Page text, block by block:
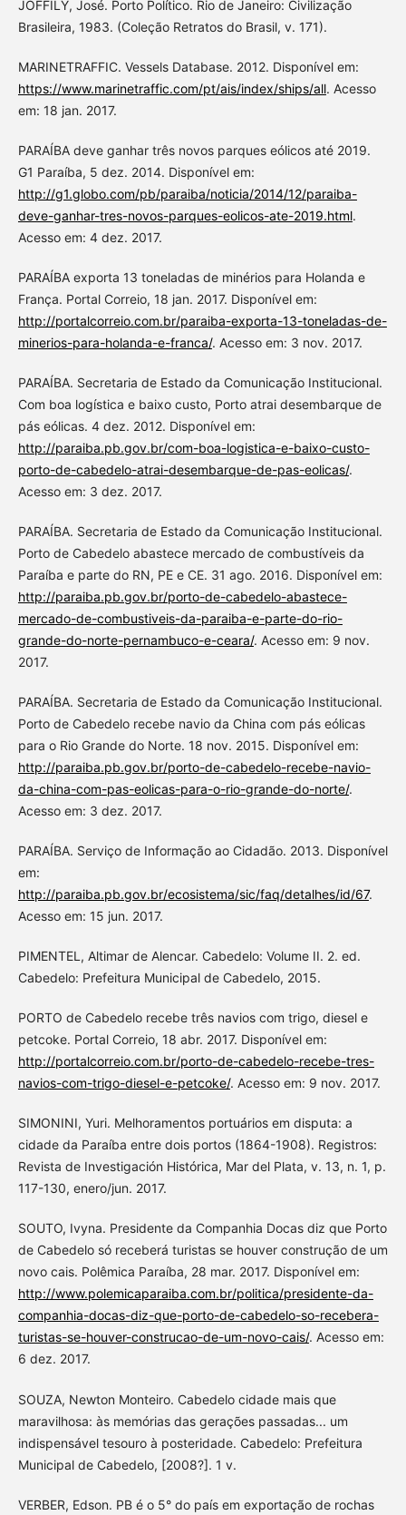
JOFFILY, José. Porto Político. Rio de Janeiro: Civilização
Brasileira, 1983. (Coleção Retratos do Brasil, v. 171).
MARINETRAFFIC. Vessels Database. 2012. Disponível em:
https://www.marinetraffic.com/pt/ais/index/ships/all. Acesso
em: 18 jan. 2017.
PARAÍBA deve ganhar três novos parques eólicos até 2019.
G1 Paraíba, 5 dez. 2014. Disponível em:
http://g1.globo.com/pb/paraiba/noticia/2014/12/paraiba-
deve-ganhar-tres-novos-parques-eolicos-ate-2019.html.
Acesso em: 4 dez. 2017.
PARAÍBA exporta 13 toneladas de minérios para Holanda e
França. Portal Correio, 18 jan. 2017. Disponível em:
http://portalcorreio.com.br/paraiba-exporta-13-toneladas-de-
minerios-para-holanda-e-franca/. Acesso em: 3 nov. 2017.
PARAÍBA. Secretaria de Estado da Comunicação Institucional.
Com boa logística e baixo custo, Porto atrai desembarque de
pás eólicas. 4 dez. 2012. Disponível em:
http://paraiba.pb.gov.br/com-boa-logistica-e-baixo-custo-
porto-de-cabedelo-atrai-desembarque-de-pas-eolicas/.
Acesso em: 3 dez. 2017.
PARAÍBA. Secretaria de Estado da Comunicação Institucional.
Porto de Cabedelo abastece mercado de combustíveis da
Paraíba e parte do RN, PE e CE. 31 ago. 2016. Disponível em:
http://paraiba.pb.gov.br/porto-de-cabedelo-abastece-
mercado-de-combustiveis-da-paraiba-e-parte-do-rio-
grande-do-norte-pernambuco-e-ceara/. Acesso em: 9 nov.
2017.
PARAÍBA. Secretaria de Estado da Comunicação Institucional.
Porto de Cabedelo recebe navio da China com pás eólicas
para o Rio Grande do Norte. 18 nov. 2015. Disponível em:
http://paraiba.pb.gov.br/porto-de-cabedelo-recebe-navio-
da-china-com-pas-eolicas-para-o-rio-grande-do-norte/.
Acesso em: 3 dez. 2017.
PARAÍBA. Serviço de Informação ao Cidadão. 2013. Disponível
em:
http://paraiba.pb.gov.br/ecosistema/sic/faq/detalhes/id/67.
Acesso em: 15 jun. 2017.
PIMENTEL, Altimar de Alencar. Cabedelo: Volume II. 2. ed.
Cabedelo: Prefeitura Municipal de Cabedelo, 2015.
PORTO de Cabedelo recebe três navios com trigo, diesel e
petcoke. Portal Correio, 18 abr. 2017. Disponível em:
http://portalcorreio.com.br/porto-de-cabedelo-recebe-tres-
navios-com-trigo-diesel-e-petcoke/. Acesso em: 9 nov. 2017.
SIMONINI, Yuri. Melhoramentos portuários em disputa: a
cidade da Paraíba entre dois portos (1864-1908). Registros:
Revista de Investigación Histórica, Mar del Plata, v. 13, n. 1, p.
117-130, enero/jun. 2017.
SOUTO, Ivyna. Presidente da Companhia Docas diz que Porto
de Cabedelo só receberá turistas se houver construção de um
novo cais. Polêmica Paraíba, 28 mar. 2017. Disponível em:
http://www.polemicaparaiba.com.br/politica/presidente-da-
companhia-docas-diz-que-porto-de-cabedelo-so-recebera-
turistas-se-houver-construcao-de-um-novo-cais/. Acesso em:
6 dez. 2017.
SOUZA, Newton Monteiro. Cabedelo cidade mais que
maravilhosa: às memórias das gerações passadas... um
indispensável tesouro à posteridade. Cabedelo: Prefeitura
Municipal de Cabedelo, [2008?]. 1 v.
VERBER, Edson. PB é o 5° do país em exportação de rochas